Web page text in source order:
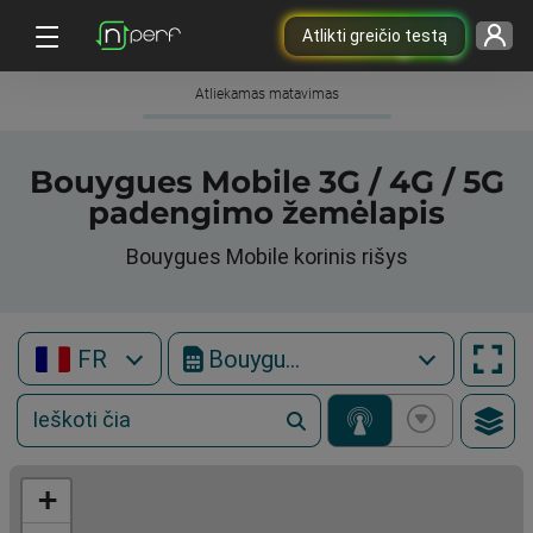
Atlikti greičio testą
Atliekamas matavimas
Bouygues Mobile 3G / 4G / 5G
padengimo žemėlapis
Bouygues Mobile korinis rišys
FR Bouygues Mobile
+